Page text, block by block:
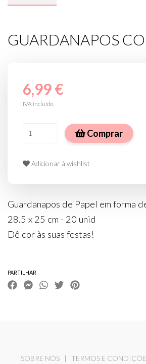
GUARDANAPOS
6,99 €
IVA incluído.
Comprar
Adicionar à wishlist
Guardanapos de Papel em forma
28.5 x 25 cm - 20 unid
Dê cor às suas festas!
PARTILHAR
SOBRE NÓS | TERMOS E